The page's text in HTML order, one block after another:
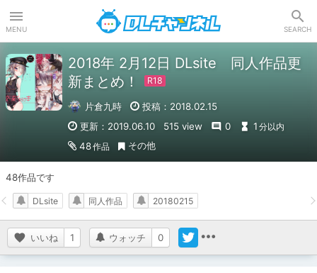
MENU SEARCH
2018年 2月12日 DLsite 同人作品更
新まとめ！
片倉九時
投稿：2018.02.15
更新：2019.06.10
515 view 0 1 分以内
48作品 その他
48作品です
いいね 1 ウォッチ 0
DLsite 同人作品 20180215